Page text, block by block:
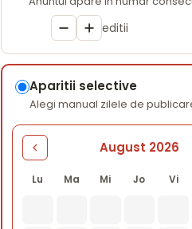
editii
Aparitii selective
Alegi manual zilele de
August 2026
Lu Ma Mi Jo Vi